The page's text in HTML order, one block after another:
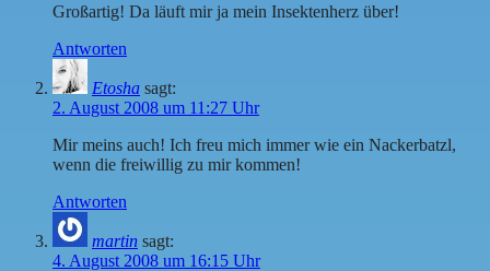
Großartig! Da läuft mir ja mein Insektenherz über!
Antworten
Etosha sagt:
2. August 2008 um 11:27 Uhr
Mir meins auch! Ich freu mich immer wie ein Nackerbatzl,
wenn die freiwillig zu mir kommen!
Antworten
martin sagt:
4. August 2008 um 16:15 Uhr